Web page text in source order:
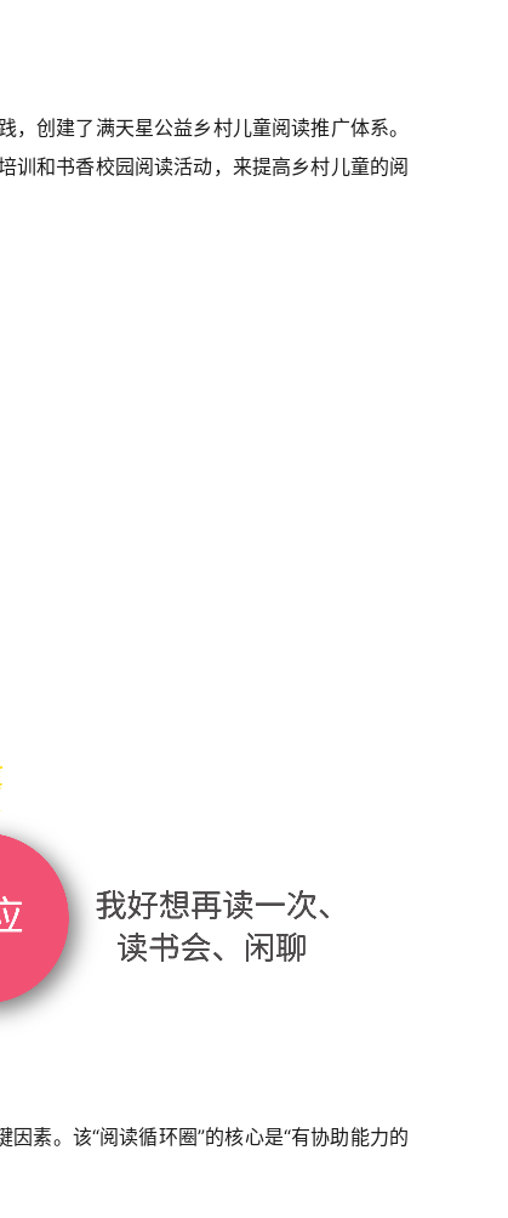
创建了满天星公益乡村儿童阅读推广体系。
训和书香校园阅读活动，来提高乡村儿童的阅
素。该“阅读循环圈”的核心是“有协助能力的